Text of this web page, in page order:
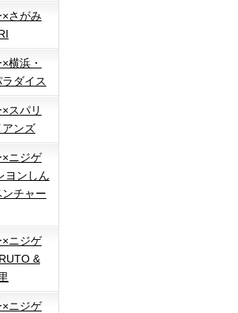
×さがみ
横浜・
ダイス
スパリ
アンズ
×ニジゲ
ヨンしん
チャー
×ニジゲ
&
×ニジゲ